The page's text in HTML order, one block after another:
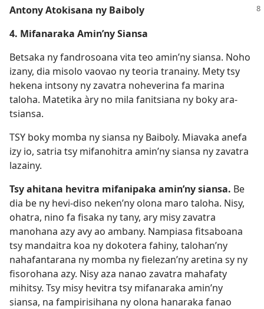
Antony Atokisana ny Baiboly
4. Mifanaraka Amin’ny Siansa
Betsaka ny fandrosoana vita teo amin’ny siansa. Noho
izany, dia misolo vaovao ny teoria tranainy. Mety tsy
hekena intsony ny zavatra noheverina fa marina
taloha. Matetika àry no mila fanitsiana ny boky ara-
tsiansa.
TSY boky momba ny siansa ny Baiboly. Miavaka anefa
izy io, satria tsy mifanohitra amin’ny siansa ny zavatra
lazainy.
Tsy ahitana hevitra mifanipaka amin’ny siansa. Be
dia be ny hevi-diso neken’ny olona maro taloha. Nisy,
ohatra, nino fa fisaka ny tany, ary misy zavatra
manohana azy avy ao ambany. Nampiasa fitsaboana
tsy mandaitra koa ny dokotera fahiny, talohan’ny
nahafantarana ny momba ny fielezan’ny aretina sy ny
fisorohana azy. Nisy aza nanao zavatra mahafaty
mihitsy. Tsy misy hevitra tsy mifanaraka amin’ny
siansa, na fampirisihana ny olona hanaraka fanao